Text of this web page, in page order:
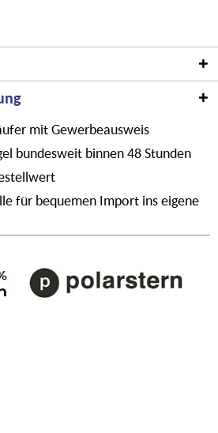
mit Gewerbeausweis
bundesweit binnen 48 Stunden
für bequemen Import ins eigene